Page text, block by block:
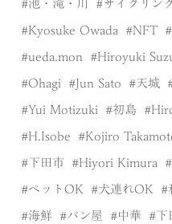
池・滝・川 サイクリン
Kyosuke Owada NFT
ueda.mon Hiroyuki
Ohagi Jun Sato 天城
Yui Motizuki 初島
H.Isobe Kojiro
下田市 Hiyori Kimura
ペットOK 犬連れOK
海鮮 パン屋 中華 下